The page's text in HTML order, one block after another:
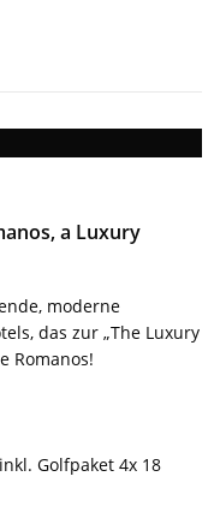
a Luxury
moderne
das zur „The Luxury
Romanos!
Golfpaket 4x 18